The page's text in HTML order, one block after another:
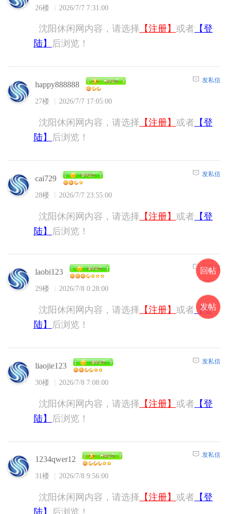
26楼 2026/7/7 7:31:00
沈阳休闲网内容，请选择 【注册】 或者 【登
陆】
后浏览！
happy888888
27楼 2026/7/7 17:05:00
发私信
沈阳休闲网内容，请选择 【注册】 或者 【登
陆】
后浏览！
cai729
28楼 2026/7/7 23:55:00
发私信
沈阳休闲网内容，请选择 【注册】 或者 【登
陆】
后浏览！
laobi123
29楼 2026/7/8 0:28:00
发私信
沈阳休闲网内容，请选择 【注册】 或者 【登
陆】
后浏览！
liaojie123
30楼 2026/7/8 7:08:00
发私信
沈阳休闲网内容，请选择 【注册】 或者 【登
陆】
后浏览！
1234qwer12
31楼 2026/7/8 9:56:00
发私信
沈阳休闲网内容，请选择 【注册】 或者 【登
回帖
发帖